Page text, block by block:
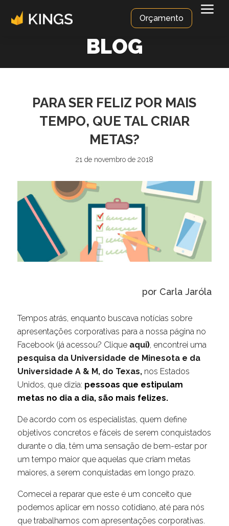
Orçamento a
BLOG
PARA SER FELIZ POR MAIS
TEMPO, QUE TAL CRIAR
METAS?
21 de novembro de 2018
por Carla Jaróla
Tempos atrás, enquanto buscava notícias sobre
apresentações corporativas para a nossa página no
Facebook (já acessou? Clique aqui), encontrei uma
pesquisa da Universidade de Minesota e da
Universidade A & M, do Texas,nos Estados
Unidos, que dizia: pessoas que estipulam
metas no dia a dia, são mais felizes.
De acordo com os especialistas, quem define
objetivos concretos e fáceis de serem conquistados
durante o dia, têm uma sensação de bem-estar por
um tempo maior que aquelas que criam metas
maiores, a serem conquistadas em longo prazo.
Comecei a reparar que este é um conceito que
podemos aplicar em nosso cotidiano, até para nós
que trabalhamos com apresentações corporativas.